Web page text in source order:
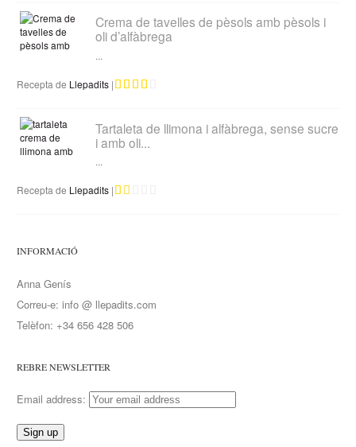
Crema de tavelles de pèsols amb pèsols i
oli d’alfàbrega
...
Recepta de Llepadits |
Tartaleta de llimona i alfàbrega, sense sucre
i amb oli...
...
Recepta de Llepadits |
INFORMACIÓ
Anna Genís
Correu-e: info @ llepadits.com
Telèfon: +34 656 428 506
REBRE NEWSLETTER
Email address: